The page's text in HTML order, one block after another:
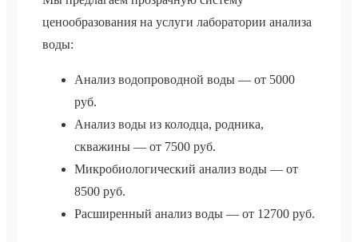
ценообразования на услуги лаборатории анализа
воды:
Анализ водопроводной воды — от 5000
руб.
Анализ воды из колодца, родника,
скважины — от 7500 руб.
Микробиологический анализ воды — от
8500 руб.
Расширенный анализ воды — от 12700 руб.